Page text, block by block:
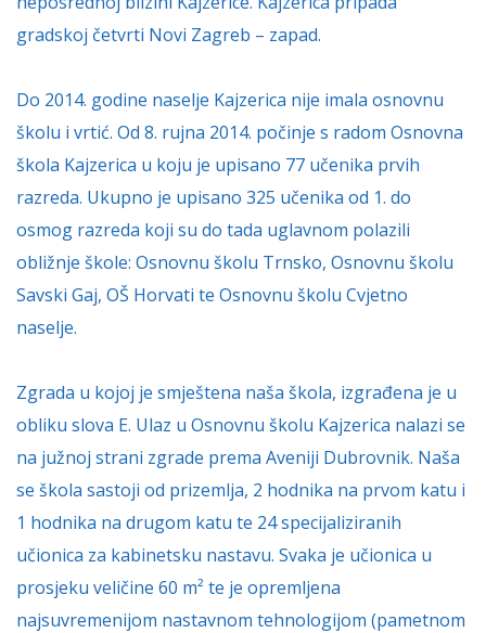
gradskoj četvrti Novi Zagreb – zapad.
Do 2014. godine naselje Kajzerica nije imala osnovnu
školu i vrtić. Od 8. rujna 2014. počinje s radom Osnovna
škola Kajzerica u koju je upisano 77 učenika prvih
razreda. Ukupno je upisano 325 učenika od 1. do
osmog razreda koji su do tada uglavnom polazili
obližnje škole: Osnovnu školu Trnsko, Osnovnu školu
Savski Gaj, OŠ Horvati te Osnovnu školu Cvjetno
naselje.
Zgrada u kojoj je smještena naša škola, izgrađena je u
obliku slova E. Ulaz u Osnovnu školu Kajzerica nalazi se
na južnoj strani zgrade prema Aveniji Dubrovnik. Naša
se škola sastoji od prizemlja, 2 hodnika na prvom katu i
1 hodnika na drugom katu te 24 specijaliziranih
učionica za kabinetsku nastavu. Svaka je učionica u
prosjeku veličine 60 m² te je opremljena
najsuvremenijom nastavnom tehnologijom (pametnom